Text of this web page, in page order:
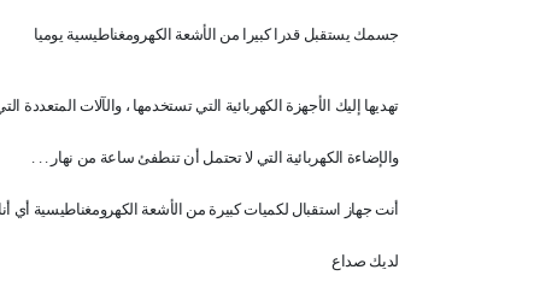
جسمك يستقبل قدرا كبيرا من الأشعة الكهرومغناطيسية يوميا
تهديها إليك الأجهزة الكهربائية التي تستخدمها ، والآلات المتعددة
والإضاءة الكهربائية التي لا تحتمل أن تنطفئ ساعة من نهار . . .
أنت جهاز استقبال لكميات كبيرة من الأشعة الكهرومغناطيسية أي
لديك صداع